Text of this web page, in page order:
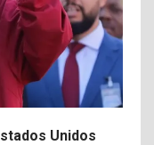
Unidos